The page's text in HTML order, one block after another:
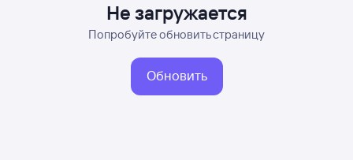
Не загружается
Попробуйте обновить страницу
Обновить